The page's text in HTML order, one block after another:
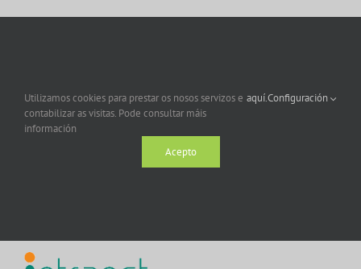
Utilizamos cookies para prestar os nosos servizos e
contabilizar as visitas. Pode consultar máis
información
aquí.Configuración
Acepto